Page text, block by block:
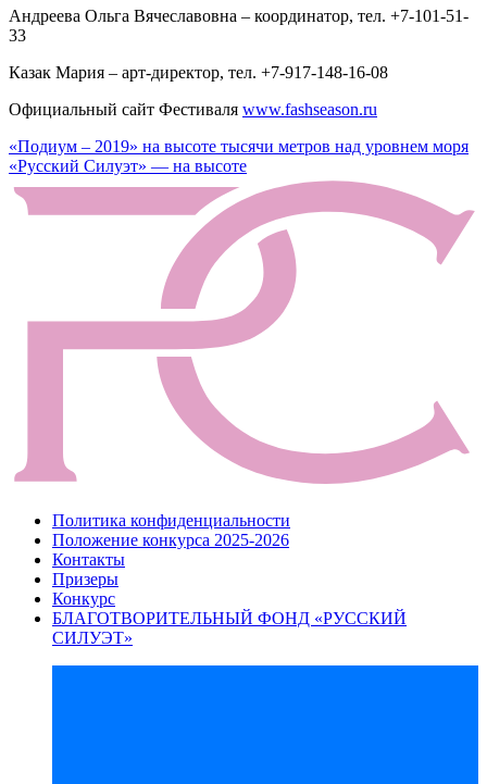
Андреева Ольга Вячеславовна – координатор, тел. +7-101-51-
33
Казак Мария – арт-директор, тел. +7-917-148-16-08
Официальный сайт Фестиваля www.fashseason.ru
Навигация
по
записям
«Подиум – 2019» на высоте тысячи метров над уровнем моря
«Русский Силуэт» — на высоте
Политика конфиденциальности
Положение конкурса 2025-2026
Контакты
Призеры
Конкурс
БЛАГОТВОРИТЕЛЬНЫЙ ФОНД «РУССКИЙ
СИЛУЭТ»